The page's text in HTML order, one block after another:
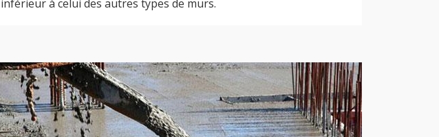
inférieur à celui des autres types de murs.